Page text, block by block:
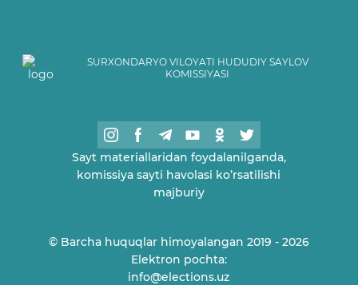
SURXONDARYO VILOYATI HUDUDIY SAYLOV
KOMISSIYASI
Sayt materiallaridan foydalanilganda,
komissiya sayti havolasi ko’rsatilishi
majburiy
© Barcha huquqlar himoyalangan 2019 - 2026
Elektron pochta:
info@elections.uz